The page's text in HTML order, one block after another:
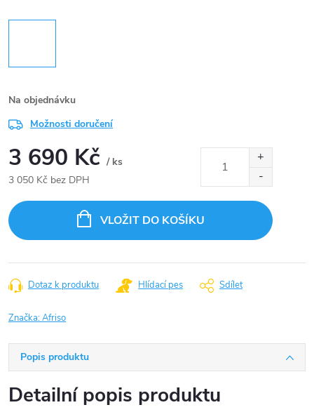
Na objednávku
Možnosti doručení
3 690 Kč / ks
3 050 Kč bez DPH
cena:
VLOŽIT DO KOŠÍKU
Dotaz k produktu Hlídací pes Sdílet
Značka:Afriso
Popis produktu
Detailní popis produktu